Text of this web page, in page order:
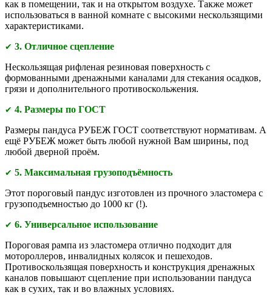
как в помещении, так и на открытом воздухе. Также может
использоваться в ванной комнате с высокими нескользящими
характеристиками.
✔ 3. Отличное сцепление
Нескользящая рифленая резиновая поверхность с
формованными дренажными каналами для стекания осадков,
грязи и дополнительного противоскольжения.
✔ 4. Размеры по ГОСТ
Размеры пандуса РУБЕЖ ГОСТ соответствуют нормативам. А
ещё РУБЕЖ может быть любой нужной Вам ширины, под
любой дверной проём.
✔ 5. Максимальная грузоподъёмность
Этот пороговый пандус изготовлен из прочного эластомера с
грузоподъемностью до 1000 кг (!).
✔ 6. Универсальное использование
Пороговая рампа из эластомера отлично подходит для
мотороллеров, инвалидных колясок и пешеходов.
Противоскользящая поверхность и конструкция дренажных
каналов повышают сцепление при использовании пандуса
как в сухих, так и во влажных условиях.